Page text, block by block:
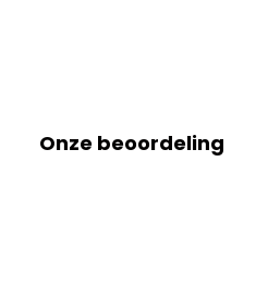
Onze beoordeling